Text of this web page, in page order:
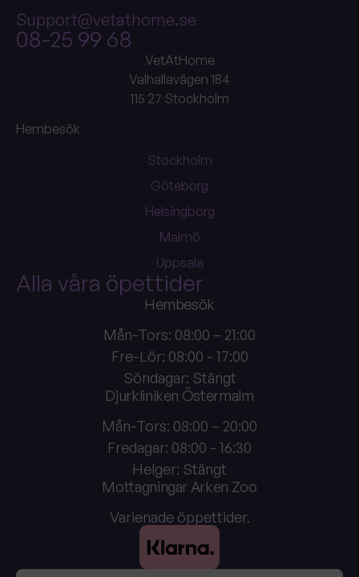
Support@vetathome.se
08-25 99 68
VetAtHome
Valhallavägen 184
115 27 Stockholm
Hembesök
Stockholm
Göteborg
Helsingborg
Malmö
Uppsala
Alla våra öpettider
Hembesök
Mån-Tors: 08:00 – 21:00
Fre-Lör: 08:00 - 17:00
Söndagar: Stängt
Djurkliniken Östermalm
Mån-Tors: 08:00 – 20:00
Fredagar: 08:00 - 16:30
Helger: Stängt
Mottagningar Arken Zoo
Varienade öppettider.